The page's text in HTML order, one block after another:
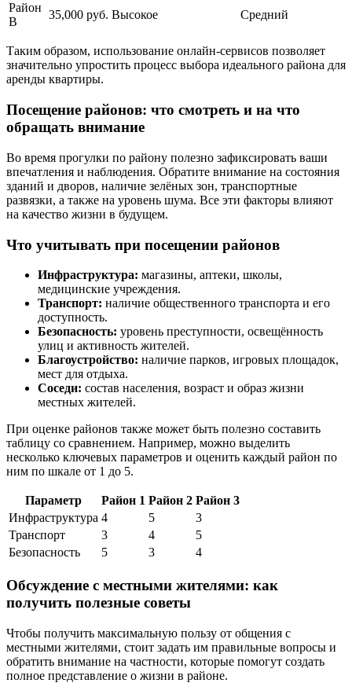
Район
В
35,000 руб. Высокое Средний
Таким образом, использование онлайн-сервисов позволяет
значительно упростить процесс выбора идеального района для
аренды квартиры.
Посещение районов: что смотреть и на что
обращать внимание
Во время прогулки по району полезно зафиксировать ваши
впечатления и наблюдения. Обратите внимание на состояния
зданий и дворов, наличие зелёных зон, транспортные
развязки, а также на уровень шума. Все эти факторы влияют
на качество жизни в будущем.
Что учитывать при посещении районов
Инфраструктура: магазины, аптеки, школы,
медицинские учреждения.
Транспорт: наличие общественного транспорта и его
доступность.
Безопасность: уровень преступности, освещённость
улиц и активность жителей.
Благоустройство: наличие парков, игровых площадок,
мест для отдыха.
Соседи: состав населения, возраст и образ жизни
местных жителей.
При оценке районов также может быть полезно составить
таблицу со сравнением. Например, можно выделить
несколько ключевых параметров и оценить каждый район по
ним по шкале от 1 до 5.
Параметр Район 1 Район 2 Район 3
Инфраструктура 4 5
3
Транспорт
3 4
5
Безопасность
5 3 4
Обсуждение с местными жителями: как
получить полезные советы
Чтобы получить максимальную пользу от общения с
местными жителями, стоит задать им правильные вопросы и
обратить внимание на частности, которые помогут создать
полное представление о жизни в районе.